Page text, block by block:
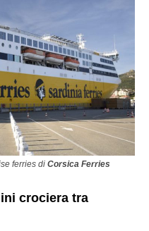
ferries di Corsica Ferries
crociera tra